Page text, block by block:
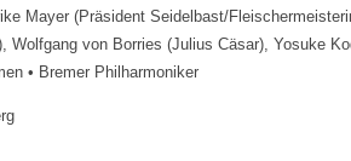
Mayer (Präsident Seidelbast/
Wolfgang von Borries (Julius Cäsar), Yosuke
• Bremer Philharmoniker